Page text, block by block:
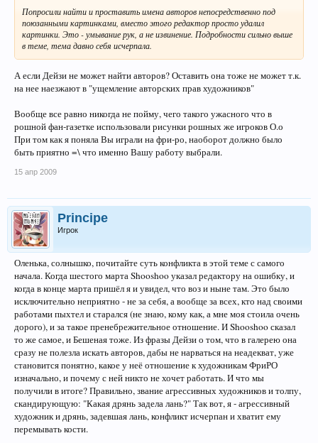
Попросили найти и проставить имена авторов непосредственно под
поюзанными картинками, вместо этого редактор просто удалил
картинки. Это - умывание рук, а не извинение. Подробности сильно выше
в теме, тема давно себя исчерпала.
А если Дейзи не может найти авторов? Оставить она тоже не может т.к.
на нее наезжают в "ущемление авторских прав художников"
Вообще все равно никогда не пойму, чего такого ужасного что в
рошной фан-газетке использовали рисунки рошных же игроков О.о
При том как я поняла Вы играли на фри-ро, наоборот должно было
быть приятно =\ что именно Вашу работу выбрали.
15 апр 2009
Principe
Игрок
Оленька, солнышко, почитайте суть конфликта в этой теме с самого
начала. Когда шестого марта Shooshoo указал редактору на ошибку, и
когда в конце марта пришёл я и увидел, что воз и ныне там. Это было
исключительно неприятно - не за себя, а вообще за всех, кто над своими
работами пыхтел и старался (не знаю, кому как, а мне моя стоила очень
дорого), и за такое пренебрежительное отношение. И Shooshoo сказал
то же самое, и Бешеная тоже. Из фразы Дейзи о том, что в галерею она
сразу не полезла искать авторов, дабы не нарваться на неадекват, уже
становится понятно, какое у неё отношение к художникам ФриРО
изначально, и почему с ней никто не хочет работать. И что мы
получили в итоге? Правильно, звание агрессивных художников и толпу,
скандирующую: "Какая дрянь задела лань?" Так вот, я - агрессивный
художник и дрянь, задевшая лань, конфликт исчерпан и хватит ему
перемывать кости.